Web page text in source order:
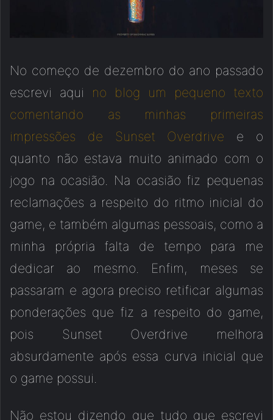
No começo de dezembro do ano passado
escrevi aqui no blog um pequeno texto
comentando as minhas primeiras
impressões de Sunset Overdrive e o
quanto não estava muito animado com o
jogo na ocasião. Na ocasião fiz pequenas
reclamações a respeito do ritmo inicial do
game, e também algumas pessoais, como a
minha própria falta de tempo para me
dedicar ao mesmo. Enfim, meses se
passaram e agora preciso retificar algumas
ponderações que fiz a respeito do game,
pois Sunset Overdrive melhora
absurdamente após essa curva inicial que
o game possui.
Não estou dizendo que tudo que escrevi